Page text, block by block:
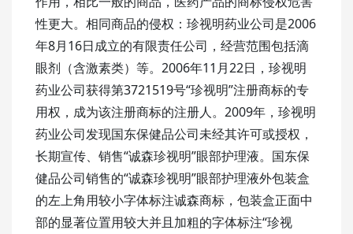
性更大。相同商品的侵权：珍视明药业公司是2006
年8月16日成立的有限责任公司，经营范围包括滴
眼剂（含激素类）等。2006年11月22日，珍视明
药业公司获得第3721519号“珍视明”注册商标的专
用权，成为该注册商标的注册人。2009年，珍视明
药业公司发现国东保健品公司未经其许可或授权，
长期宣传、销售“诚森珍视明”眼部护理液。国东保
健品公司销售的“诚森珍视明”眼部护理液外包装盒
的左上角用较小字体标注诚森商标，包装盒正面中
部的显著位置用较大并且加粗的字体标注“珍视